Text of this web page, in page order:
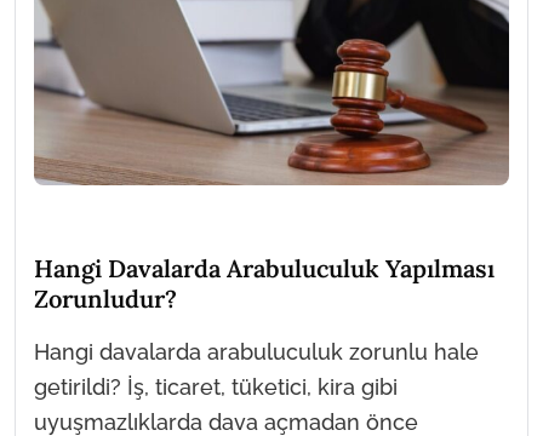
Hangi Davalarda Arabuluculuk Yapılması
Zorunludur?
Hangi davalarda arabuluculuk zorunlu hale
getirildi? İş, ticaret, tüketici, kira gibi
uyuşmazlıklarda dava açmadan önce